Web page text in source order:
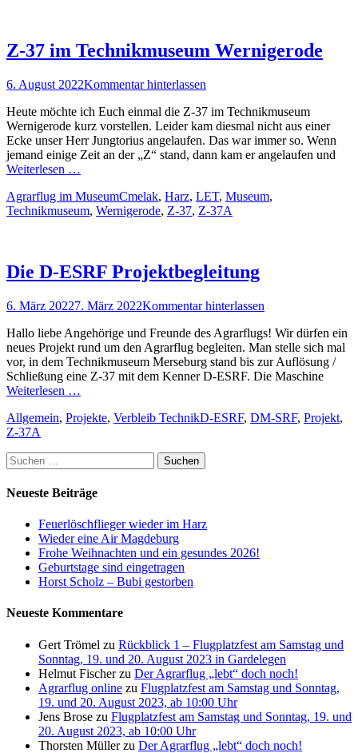
Z-37 im Technikmuseum Wernigerode
Posted
6. August 2022Kommentar hinterlassen
Heute möchte ich Euch einmal die Z-37 im Technikmuseum
Wernigerode kurz vorstellen. Leider kam diesmal nicht aus einer
Ecke unser Herr Jungtorius angelaufen. Das war immer so. Wenn
jemand einige Zeit an der „Z“ stand, dann kam er angelaufen und
Weiterlesen …
Kategorien
Agrarflug im MuseumSchlagworte
Cmelak, Harz, LET, Museum,
Technikmuseum, Wernigerode, Z-37, Z-37A
Die D-ESRF Projektbegleitung
Posted
6. März 20227. März 2022Kommentar hinterlassen
Hallo liebe Angehörige und Freunde des Agrarflugs! Wir dürfen ein
neues Projekt rund um den Agrarflug begleiten. Man stelle sich mal
vor, in dem Technikmuseum Merseburg stand bis zur Auflösung /
Schließung eine Z-37 mit dem Kenner D-ESRF. Die Maschine
Weiterlesen …
Kategorien
Allgemein, Projekte, Verbleib TechnikSchlagworte
D-ESRF, DM-SRF, Projekt,
Z-37A
Suchen
nach:
Neueste Beiträge
Feuerlöschflieger wieder im Harz
Wieder eine Air Magdeburg
Frohe Weihnachten und ein gesundes 2026!
Geburtstage sind eingetragen
Horst Scholz – Bubi gestorben
Neueste Kommentare
Gert Trömel zu Rückblick 1 – Flugplatzfest am Samstag und
Sonntag, 19. und 20. August 2023 in Gardelegen
Helmut Fischerzu Der Agrarflug „lebt“ doch noch!
Agrarflug online zu Flugplatzfest am Samstag und Sonntag,
19. und 20. August 2023, ab 10:00 Uhr
Jens Brose zu Flugplatzfest am Samstag und Sonntag, 19. und
20. August 2023, ab 10:00 Uhr
Thorsten Müllerzu Der Agrarflug „lebt“ doch noch!